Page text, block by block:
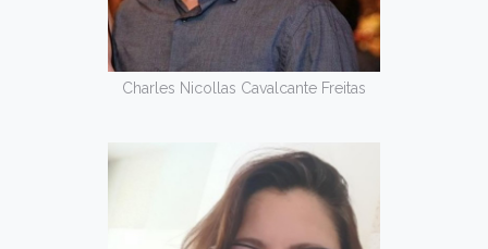
Charles Nicollas Cavalcante Freitas